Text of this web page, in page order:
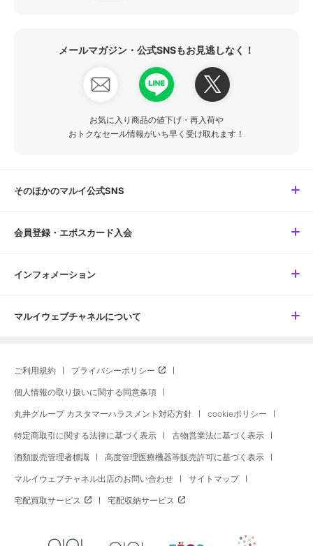
メールマガジン・公式SNSもお見逃しなく！
お気に入り商品の値下げ・再入荷や
おトクなセール情報がいち早く受け取れます！
そのほかのマルイ公式SNS
会員登録・エポスカード入会
インフォメーション
マルイウェブチャネルについて
ご利用規約 プライバシーポリシー
個人情報の取り扱いに関する同意条項
丸井グループ カスタマーハラスメント対応方針 cookieポリシー
特定商取引に関する法律に基づく表示 古物営業法に基づく表示
酒類販売管理者標識 高度管理医療機器等販売許可に基づく表示
マルイウェブチャネル出店のお問い合わせ サイトマップ
宅配買取サービス 宅配収納サービス